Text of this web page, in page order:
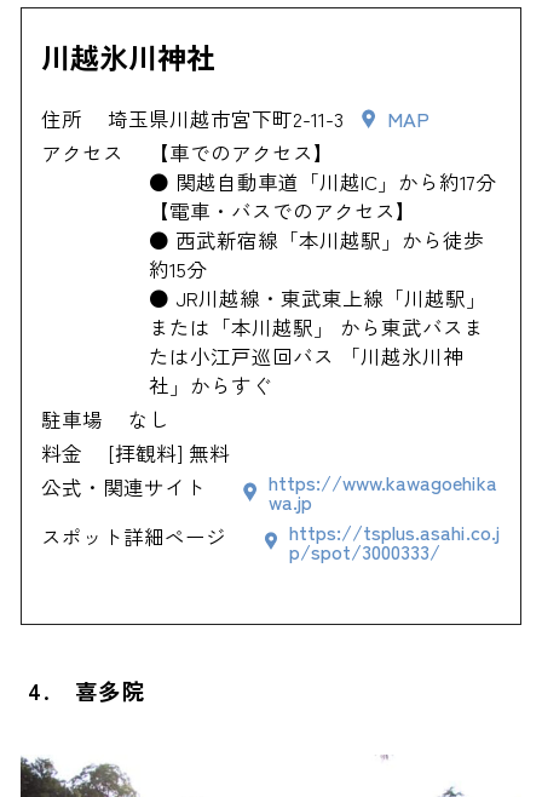
川越氷川神社
住所 埼玉県川越市宮下町2-11-3
MAP
アクセス
【車でのアクセス】
● 関越自動車道「川越IC」から約17分
【電車・バスでのアクセス】
● 西武新宿線「本川越駅」から徒歩
約15分
● JR川越線・東武東上線「川越駅」
または「本川越駅」 から東武バスま
たは小江戸巡回バス 「川越氷川神
社」からすぐ
駐車場
なし
料金
[拝観料] 無料
公式・関連サイト
https://www.kawagoehika
wa.jp
スポット詳細ページ
https://tsplus.asahi.co.j
p/spot/3000333/
4. 喜多院